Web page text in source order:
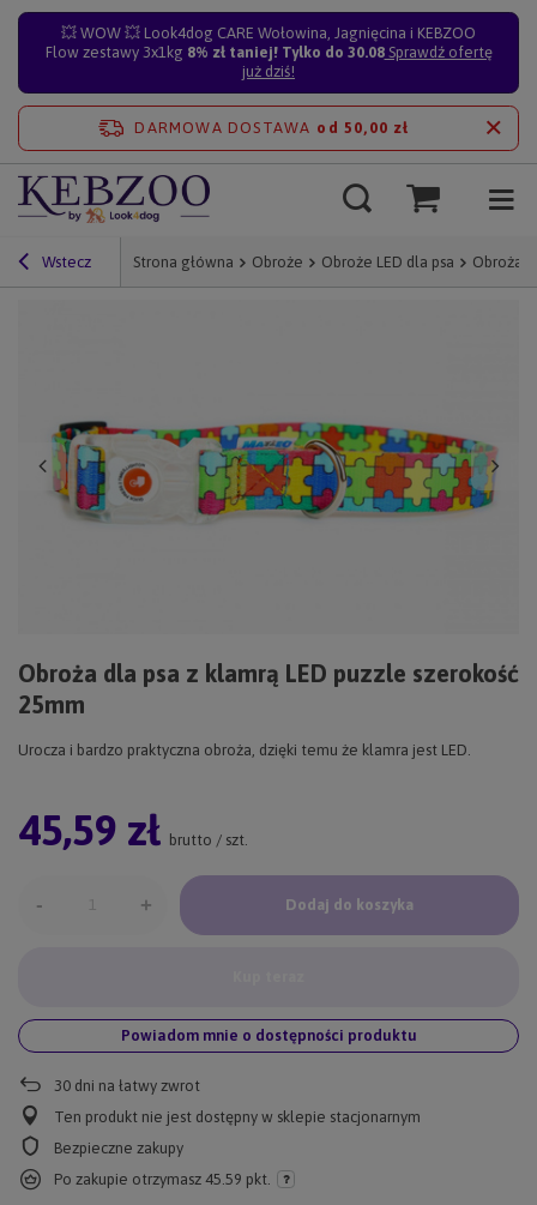
💥 WOW 💥 Look4dog CARE Wołowina, Jagnięcina i KEBZOO
Flow zestawy 3x1kg 8% zł taniej! Tylko do 30.08Sprawdź ofertę
już dziś!
DARMOWA DOSTAWA od 50,00 zł
Wstecz Strona główna Obroże Obroże LED dla psa Obroża
Obroża dla psa z klamrą LED puzzle szerokość
25mm
Urocza i bardzo praktyczna obroża, dzięki temu że klamra jest LED.
45,59 zł brutto / szt.
- + Dodaj do koszyka
Powiadom mnie o dostępności produktu
30 dni na łatwy zwrot
Ten produkt nie jest dostępny w sklepie stacjonarnym
Bezpieczne zakupy
Po zakupie otrzymasz 45.59 pkt.